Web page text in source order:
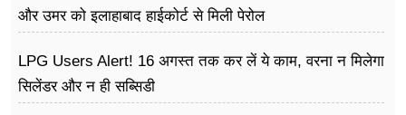
और उमर को इलाहाबाद हाईकोर्ट से मिली पेरोल
LPG Users Alert! 16 अगस्त तक कर लें ये काम, वरना न मिलेगा
सिलेंडर और न ही सब्सिडी